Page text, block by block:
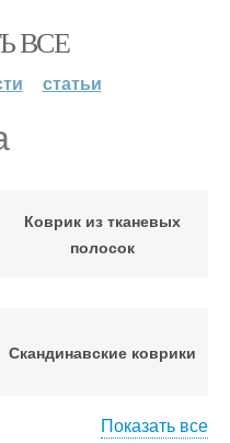
ВСЕ
статьи
Коврик из тканевых
полосок
Скандинавские коврики
Показать все